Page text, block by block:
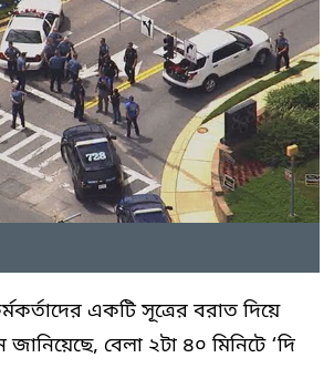
একটি সূত্রের বরাত দিয়ে
বেলা ২টা ৪০ মিনিটে ‘দি